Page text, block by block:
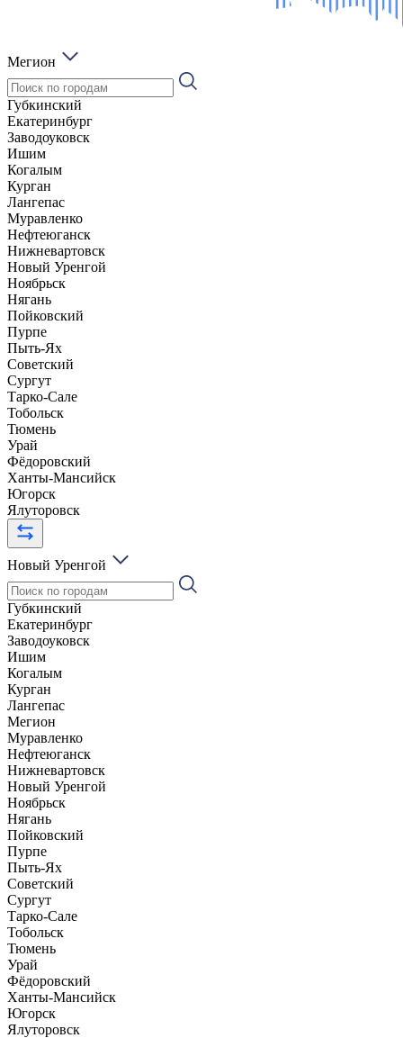
Мегион
Губкинский
Екатеринбург
Заводоуковск
Ишим
Когалым
Курган
Лангепас
Муравленко
Нефтеюганск
Нижневартовск
Новый Уренгой
Ноябрьск
Нягань
Пойковский
Пурпе
Пыть-Ях
Советский
Сургут
Тарко-Сале
Тобольск
Тюмень
Урай
Фёдоровский
Ханты-Мансийск
Югорск
Ялуторовск
Новый Уренгой
Губкинский
Екатеринбург
Заводоуковск
Ишим
Когалым
Курган
Лангепас
Мегион
Муравленко
Нефтеюганск
Нижневартовск
Новый Уренгой
Ноябрьск
Нягань
Пойковский
Пурпе
Пыть-Ях
Советский
Сургут
Тарко-Сале
Тобольск
Тюмень
Урай
Фёдоровский
Ханты-Мансийск
Югорск
Ялуторовск